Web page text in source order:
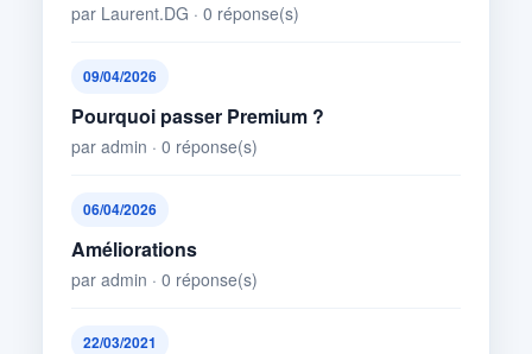
par Laurent.DG · 0 réponse(s)
09/04/2026
Pourquoi passer Premium ?
par admin · 0 réponse(s)
06/04/2026
Améliorations
par admin · 0 réponse(s)
22/03/2021